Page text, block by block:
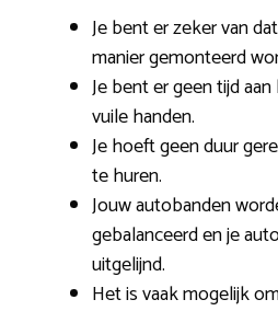
Je bent er zeker van
manier gemonteerd
Je bent er geen tijd
vuile handen.
Je hoeft geen duur
te huren.
Jouw autobanden
gebalanceerd en je
uitgelijnd.
Het is vaak mogelijk